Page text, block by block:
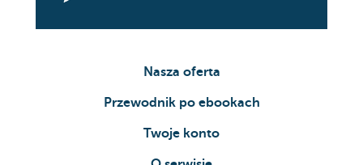
Nasza oferta
Przewodnik po ebookach
Twoje konto